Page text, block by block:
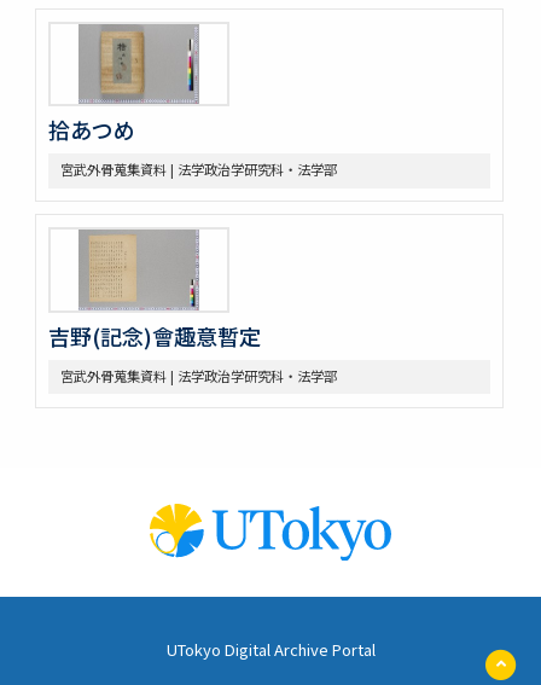
拾あつめ
宮武外骨蒐集資料 | 法学政治学研究科・法学部
吉野(記念)會趣意暫定
宮武外骨蒐集資料 | 法学政治学研究科・法学部
UTokyo Digital Archive Portal
ペ